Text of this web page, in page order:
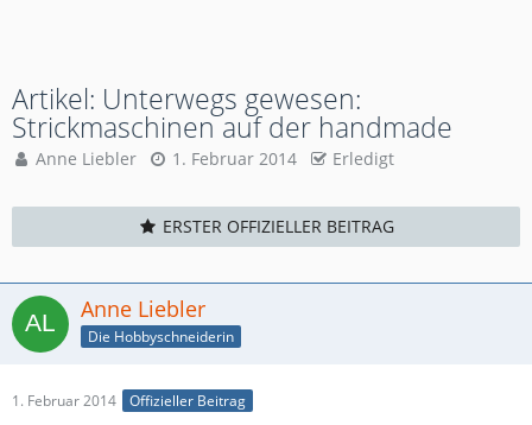
Artikel: Unterwegs gewesen:
Strickmaschinen auf der handmade
Anne Liebler 1. Februar 2014 Erledigt
ERSTER OFFIZIELLER BEITRAG
Anne Liebler
Die Hobbyschneiderin
1. Februar 2014 Offizieller Beitrag